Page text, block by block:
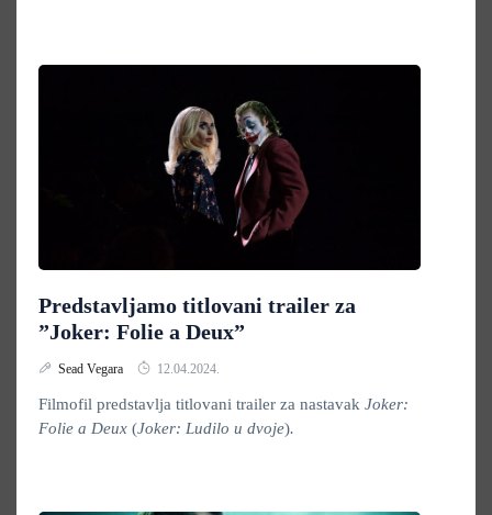
Predstavljamo titlovani trailer za
”Joker: Folie a Deux”
Sead Vegara 12.04.2024.
Filmofil predstavlja titlovani trailer za nastavak Joker:
Folie a Deux (Joker: Ludilo u dvoje).